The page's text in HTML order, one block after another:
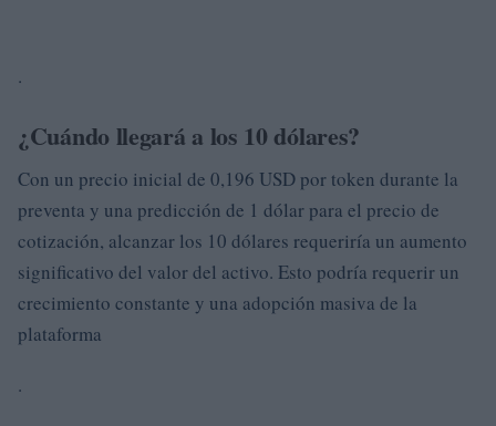
.
¿Cuándo llegará a los 10 dólares?
Con un precio inicial de 0,196 USD por token durante la
preventa y una predicción de 1 dólar para el precio de
cotización, alcanzar los 10 dólares requeriría un aumento
significativo del valor del activo. Esto podría requerir un
crecimiento constante y una adopción masiva de la
plataforma
.